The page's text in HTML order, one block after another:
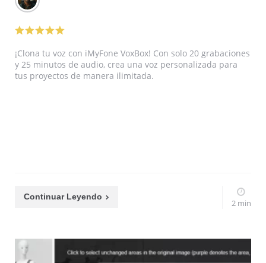
¡Clona tu voz con iMyFone VoxBox! Con solo 20 grabaciones
y 25 minutos de audio, crea una voz personalizada para
tus proyectos de manera ilimitada.
Continuar Leyendo
2 min